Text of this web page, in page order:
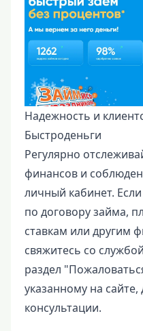
Надежность и
Быстроденьги
Регулярно
финансов и
личный кабинет.
по договору займа,
ставкам или другим
свяжитесь со
раздел
указанному на
консультации.